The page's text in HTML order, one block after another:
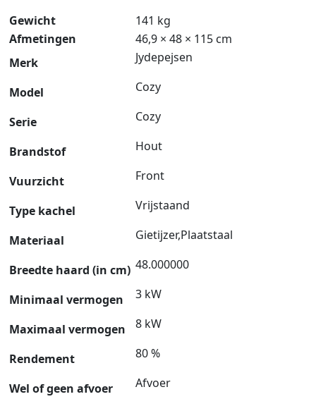
Gewicht
141 kg
Afmetingen
46,9 × 48 × 115 cm
Merk
Jydepejsen
Model Cozy
Serie Cozy
Brandstof Hout
Vuurzicht Front
Type kachel Vrijstaand
Materiaal Gietijzer,Plaatstaal
Breedte haard (in cm) 48.000000
Minimaal vermogen 3 kW
Maximaal vermogen 8 kW
Rendement 80 %
Wel of geen afvoer
Afvoer